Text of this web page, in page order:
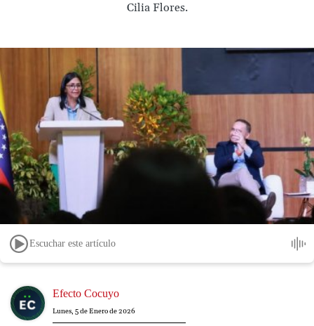
Cilia Flores.
Escuchar este artículo
Image Efecto Cocuyo
Lunes, 5 de Enero de 2026